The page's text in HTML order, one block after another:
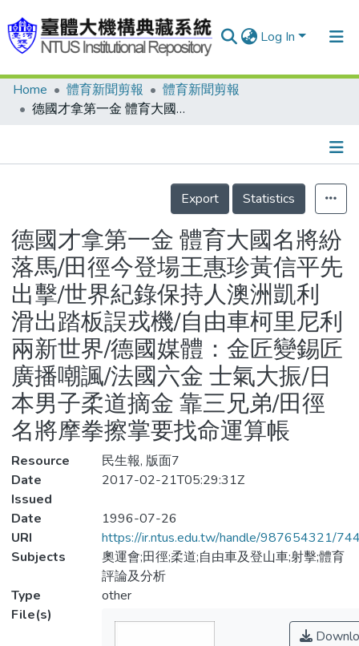
Log In
Communities & Collections
Statistics
Home 體育新聞剪報
體育新聞剪報
德國才拿第一金 體育大國名將紛落馬/田徑今登場王惠珍黃信平先出擊/世界紀錄保持人澳洲凱利 滑出踏板誤戎機/自由車柯里尼利 兩新世界/德國媒體：金匠變錫匠 廣播嘲諷/法國六金 士氣大振/日本男子柔道摘金 靠三兄弟/田徑名將摩拳擦掌要找命運算帳
Details
Export
Statistics
德國才拿第一金 體育大國名將紛
落馬/田徑今登場王惠珍黃信平先
出擊/世界紀錄保持人澳洲凱利
滑出踏板誤戎機/自由車柯里尼利
兩新世界/德國媒體：金匠變錫匠
廣播嘲諷/法國六金 士氣大振/日
本男子柔道摘金 靠三兄弟/田徑
名將摩拳擦掌要找命運算帳
Resource
民生報, 版面7
Date
Issued
2017-02-21T05:29:31Z
Date
1996-07-26
URI
https://ir.ntus.edu.tw/handle/987654321/
Subjects
奧運會;田徑;柔道;自由車及登山車;射擊;體育
評論及分析
Type
other
File(s)